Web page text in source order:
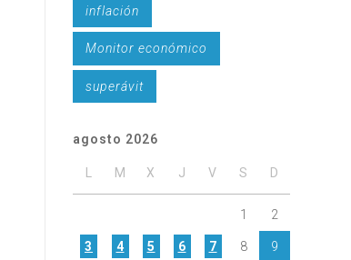
inflación
Monitor económico
superávit
agosto 2026
M X J V S D
1 2
3 4 5 6 7 8 9